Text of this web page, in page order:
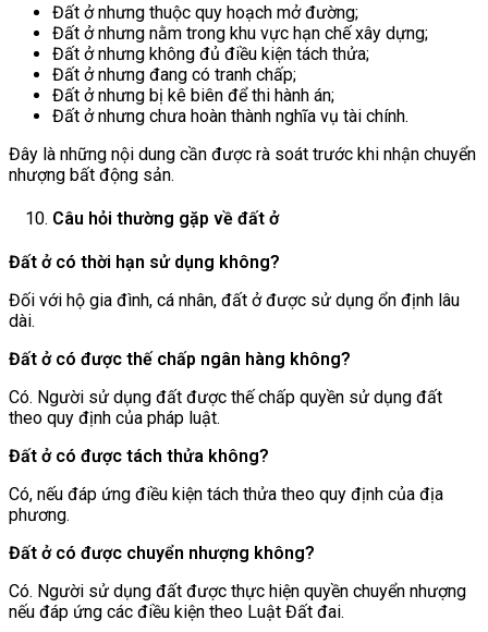
Đất ở nhưng thuộc quy hoạch mở đường;
Đất ở nhưng nằm trong khu vực hạn chế xây dựng;
Đất ở nhưng không đủ điều kiện tách thửa;
Đất ở nhưng đang có tranh chấp;
Đất ở nhưng bị kê biên để thi hành án;
Đất ở nhưng chưa hoàn thành nghĩa vụ tài chính.
Đây là những nội dung cần được rà soát trước khi nhận chuyển
nhượng bất động sản.
Câu hỏi thường gặp về đất ở
Đất ở có thời hạn sử dụng không?
Đối với hộ gia đình, cá nhân, đất ở được sử dụng ổn định lâu
dài.
Đất ở có được thế chấp ngân hàng không?
Có. Người sử dụng đất được thế chấp quyền sử dụng đất
theo quy định của pháp luật.
Đất ở có được tách thửa không?
Có, nếu đáp ứng điều kiện tách thửa theo quy định của địa
phương.
Đất ở có được chuyển nhượng không?
Có. Người sử dụng đất được thực hiện quyền chuyển nhượng
nếu đáp ứng các điều kiện theo Luật Đất đai.